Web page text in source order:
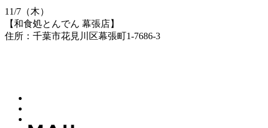
11/7（木）
【和食処とんでん 幕張店】
住所：千葉市花見川区幕張町1-7686-3